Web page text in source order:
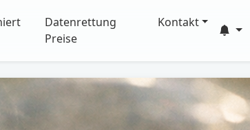
Datenrettung
Preise
Kontakt